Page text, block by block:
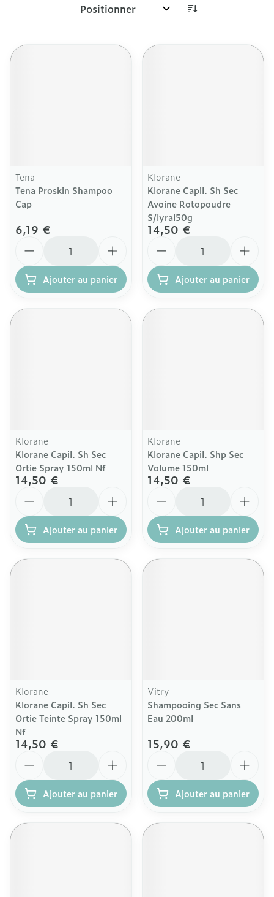
Trier par:
Tena
Tena Proskin Shampoo
Cap
6,19 €
Ajouter au panier
Klorane
Klorane Capil. Sh Sec
Avoine Rotopoudre
S/lyral50g
14,50 €
Ajouter au panier
Klorane
Klorane Capil. Sh Sec
Ortie Spray 150ml Nf
14,50 €
Ajouter au panier
Klorane
Klorane Capil. Shp Sec
Volume 150ml
14,50 €
Ajouter au panier
Klorane
Klorane Capil. Sh Sec
Ortie Teinte Spray 150ml
Nf
14,50 €
Ajouter au panier
Vitry
Shampooing Sec Sans
Eau 200ml
15,90 €
Ajouter au panier